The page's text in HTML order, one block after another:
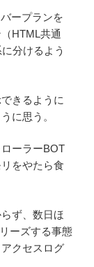
ープランを
HTML共通
分けるよう
きるように
に思う。
ーラーBOT
をやたら食
ず、数日ほ
ーズする事態
クセスログ